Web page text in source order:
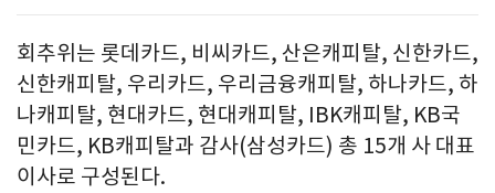
회추위는 롯데카드, 비씨카드, 산은캐피탈, 신한카드,
신한캐피탈, 우리카드, 우리금융캐피탈, 하나카드, 하
나캐피탈, 현대카드, 현대캐피탈, IBK캐피탈, KB국
민카드, KB캐피탈과 감사(삼성카드) 총 15개 사 대표
이사로 구성된다.